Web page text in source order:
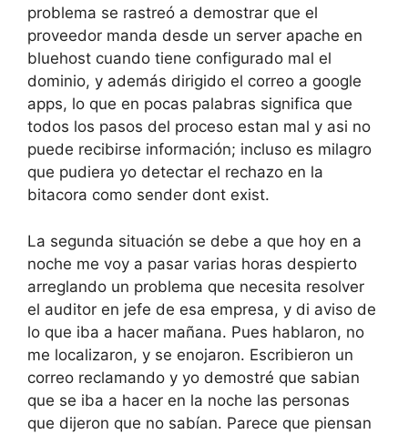
problema se rastreó a demostrar que el
proveedor manda desde un server apache en
bluehost cuando tiene configurado mal el
dominio, y además dirigido el correo a google
apps, lo que en pocas palabras significa que
todos los pasos del proceso estan mal y asi no
puede recibirse información; incluso es milagro
que pudiera yo detectar el rechazo en la
bitacora como sender dont exist.
La segunda situación se debe a que hoy en a
noche me voy a pasar varias horas despierto
arreglando un problema que necesita resolver
el auditor en jefe de esa empresa, y di aviso de
lo que iba a hacer mañana. Pues hablaron, no
me localizaron, y se enojaron. Escribieron un
correo reclamando y yo demostré que sabian
que se iba a hacer en la noche las personas
que dijeron que no sabían. Parece que piensan